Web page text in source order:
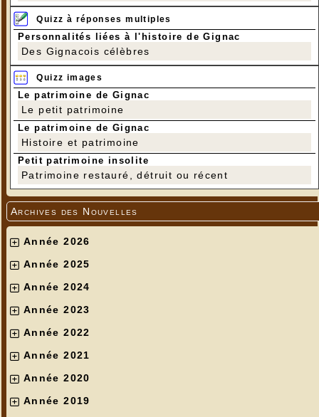
Quizz à réponses multiples
Personnalités liées à l'histoire de Gignac
Des Gignacois célèbres
Quizz images
Le patrimoine de Gignac
Le petit patrimoine
Le patrimoine de Gignac
Histoire et patrimoine
Petit patrimoine insolite
Patrimoine restauré, détruit ou récent
Archives des Nouvelles
Année 2026
Année 2025
Année 2024
Année 2023
Année 2022
Année 2021
Année 2020
Année 2019